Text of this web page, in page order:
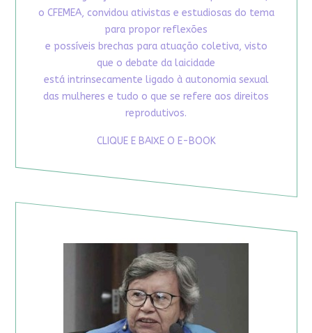
o CFEMEA, convidou ativistas e estudiosas do tema
para propor reflexões
e possíveis brechas para atuação coletiva, visto
que o debate da laicidade
está intrinsecamente ligado à autonomia sexual
das mulheres e tudo o que se refere aos direitos
reprodutivos.
CLIQUE E BAIXE O E-BOOK